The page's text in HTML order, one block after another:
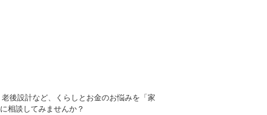
後設計など、くらしとお金のお悩みを「家
相談してみませんか？